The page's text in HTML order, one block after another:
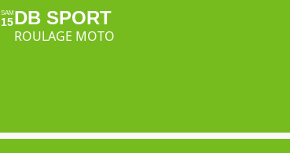
SAM
15DB SPORT
ROULAGE MOTO